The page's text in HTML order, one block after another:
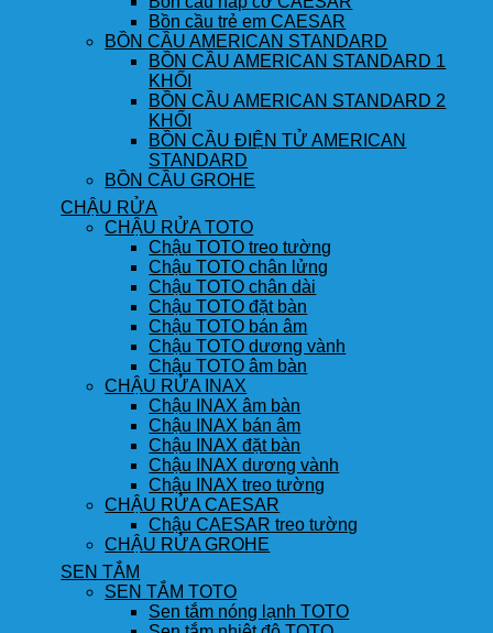
Bồn cầu trẻ em CAESAR
BỒN CẦU AMERICAN STANDARD
BỒN CẦU AMERICAN STANDARD 1
KHỐI
BỒN CẦU AMERICAN STANDARD 2
KHỐI
BỒN CẦU ĐIỆN TỬ AMERICAN
STANDARD
BỒN CẦU GROHE
CHẬU RỬA
CHẬU RỬA TOTO
Chậu TOTO treo tường
Chậu TOTO chân lửng
Chậu TOTO chân dài
Chậu TOTO đặt bàn
Chậu TOTO bán âm
Chậu TOTO dương vành
Chậu TOTO âm bàn
CHẬU RỬA INAX
Chậu INAX âm bàn
Chậu INAX bán âm
Chậu INAX đặt bàn
Chậu INAX dương vành
Chậu INAX treo tường
CHẬU RỬA CAESAR
Chậu CAESAR treo tường
CHẬU RỬA GROHE
SEN TẮM
SEN TẮM TOTO
Sen tắm nóng lạnh TOTO